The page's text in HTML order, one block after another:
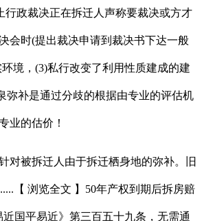
行政裁决正在拆迁人声称要裁决或方才
会时(提出裁决申请到裁决书下达一般
境，(3)私行改变了利用性质建成的建
弥补是通过分歧的根据由专业的评估机
业的估价！
被拆迁人由于拆迁栖身地的弥补。旧
【 浏览全文 】50年产权到期后拆房赔
近国平易近》第三百五十九条，无需通